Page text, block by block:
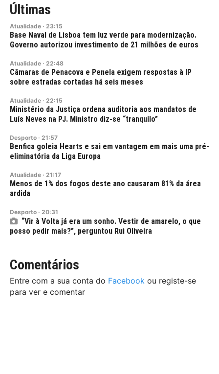
Últimas
Atualidade · 23:15
Base Naval de Lisboa tem luz verde para modernização.
Governo autorizou investimento de 21 milhões de euros
Atualidade · 22:48
Câmaras de Penacova e Penela exigem respostas à IP
sobre estradas cortadas há seis meses
Atualidade · 22:15
Ministério da Justiça ordena auditoria aos mandatos de
Luís Neves na PJ. Ministro diz-se “tranquilo”
Desporto · 21:57
Benfica goleia Hearts e sai em vantagem em mais uma pré-
eliminatória da Liga Europa
Atualidade · 21:17
Menos de 1% dos fogos deste ano causaram 81% da área
ardida
Desporto · 20:31
“Vir à Volta já era um sonho. Vestir de amarelo, o que
posso pedir mais?”, perguntou Rui Oliveira
Comentários
Entre com a sua conta do Facebook ou registe-se
para ver e comentar